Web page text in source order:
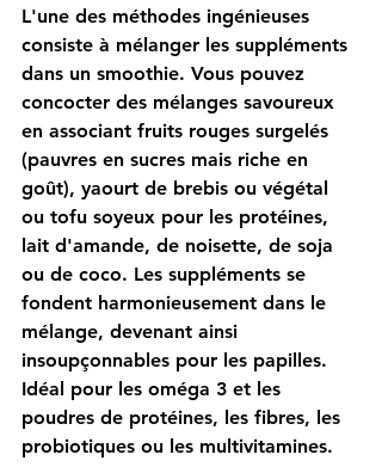
L'une des méthodes ingénieuses
consiste à mélanger les suppléments
dans un smoothie. Vous pouvez
concocter des mélanges savoureux
en associant fruits rouges surgelés
(pauvres en sucres mais riche en
goût), yaourt de brebis ou végétal
ou tofu soyeux pour les protéines,
lait d'amande, de noisette, de soja
ou de coco. Les suppléments se
fondent harmonieusement dans le
mélange, devenant ainsi
insoupçonnables pour les papilles.
Idéal pour les oméga 3 et les
poudres de protéines, les fibres, les
probiotiques ou les multivitamines.